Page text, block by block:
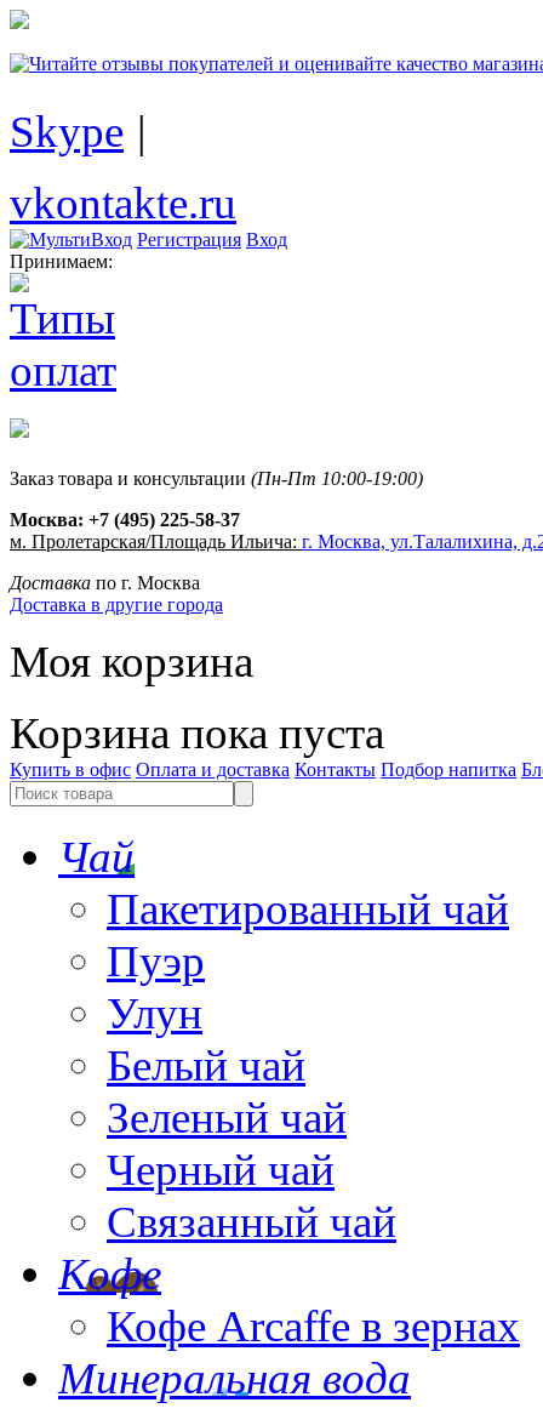
Skype |
vkontakte.ru
Регистрация Вход
Принимаем:
Заказ товара и консультации (Пн-Пт 10:00-19:00)
Москва: +7 (495) 225-58-37
м. Пролетарская/Площадь Ильича: г. Москва, ул.Талалихина,
Доставка по г. Москва
Доставка в другие города
Моя корзина
Корзина пока пуста
Купить в офис Оплата и доставка Контакты Подбор напитка
Чай
Пакетированный чай
Пуэр
Улун
Белый чай
Зеленый чай
Черный чай
Связанный чай
Кофе
Кофе Arcaffe в зернах
Минеральная вода